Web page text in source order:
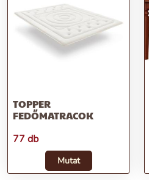
TOPPER
FEDŐMATRACOK
77 db
Mutat